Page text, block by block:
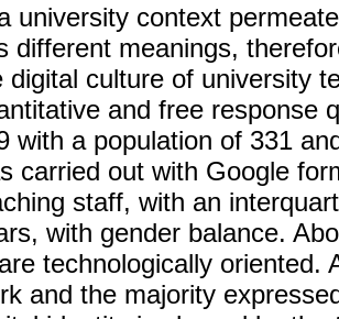
university context
different meanings,
digital culture of university
and free response
with a population of 331
carried out with Google
staff, with an
with gender balance.
technologically oriented.
and the majority